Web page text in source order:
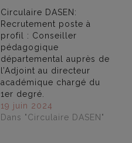
Circulaire DASEN:
Recrutement poste à
profil : Conseiller
pédagogique
départemental auprès de
l’Adjoint au directeur
académique chargé du
1er degré.
19 juin 2024
Dans "Circulaire DASEN"